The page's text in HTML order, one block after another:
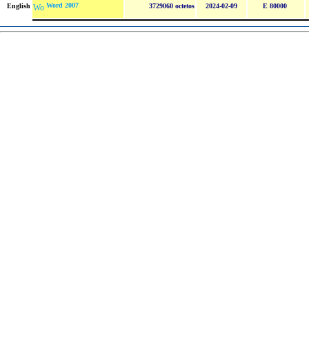
English Word 2007 3729060 octetos 2024-02-09 E 80000